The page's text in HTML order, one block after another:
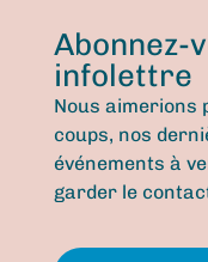
Abonnez-
infolettre
Nous aimerions
coups, nos
événements à
garder le